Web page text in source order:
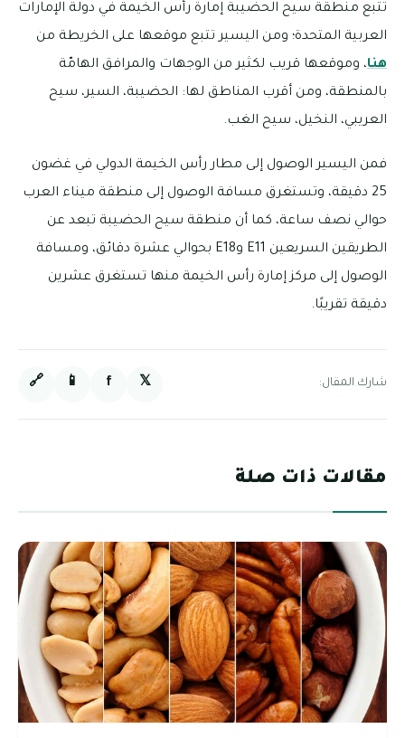
تتبع منطقة سيح الحضيبة إمارة رأس الخيمة في دولة الإمارات
العربية المتحدة؛ ومن اليسير تتبع موقعها على الخريطة من
هنا، وموقعها قريب لكثير من الوجهات والمرافق الهامّة
بالمنطقة، ومن أقرب المناطق لها: الحضيبة، السير، سيح
العريبي، النخيل، سيح الغب.
فمن اليسير الوصول إلى مطار رأس الخيمة الدولي في غضون
25 دقيقة، وتستغرق مسافة الوصول إلى منطقة ميناء العرب
حوالي نصف ساعة، كما أن منطقة سيح الحضيبة تبعد عن
الطريقين السريعين E11 وE18 بحوالي عشرة دقائق، ومسافة
الوصول إلى مركز إمارة رأس الخيمة منها تستغرق عشرين
دقيقة تقريبًا.
شارك المقال: 𝕏
f
📱
🔗
مقالات ذات صلة